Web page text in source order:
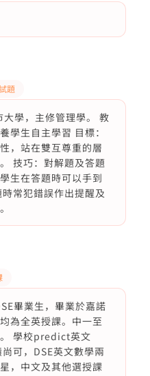
題
學，主修管理學。 教
學生自主學習 目標：
，站在雙互尊重的層
技巧：對解題及答題
生在答題時可以手到
常犯錯誤作出提醒及
畢業生，畢業於嘉諾
為全英授課。中一至
學校predict英文
可，DSE英文數學兩
，中文及其他選授課